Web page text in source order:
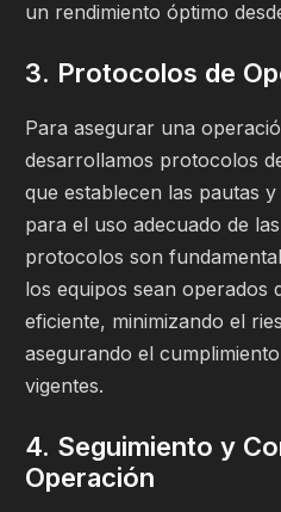
un rendimiento óptimo
3. Protocolos de
Para asegurar una
desarrollamos protocolos
que establecen las pautas
para el uso adecuado de
protocolos son
los equipos sean operados
eficiente, minimizando el
asegurando el
vigentes.
4. Seguimiento y
Operación